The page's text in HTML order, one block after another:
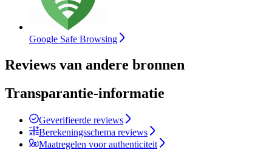
Google Safe Browsing
Reviews van andere bronnen
Transparantie-informatie
Geverifieerde reviews
Berekeningsschema reviews
Maatregelen voor authenticiteit